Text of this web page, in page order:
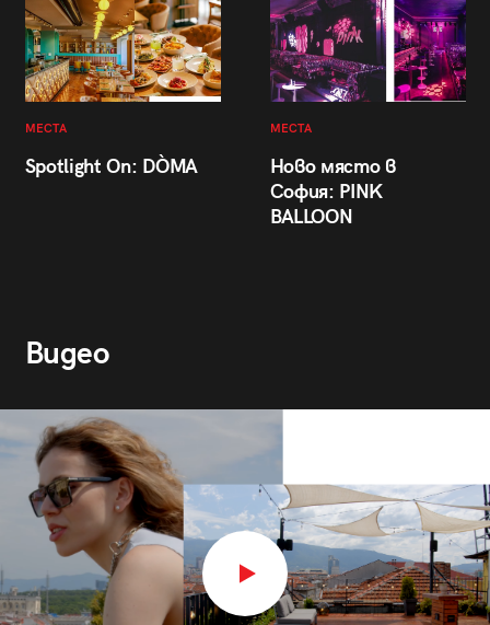
МЕСТА
Spotlight On: DÒMA
МЕСТА
Ново място в
София: PINK
BALLOON
Видео